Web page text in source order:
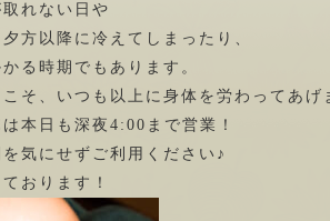
れない日や
方以降に冷えてしまったり、
る時期でもあります。
そ、いつも以上に身体を労わってあげ
本日も深夜4:00まで営業！
気にせずご利用ください♪
おります！